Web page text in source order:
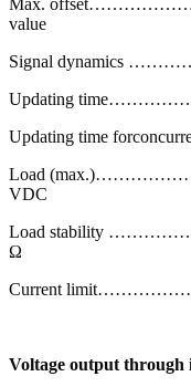
value
Signal dynamics
Updating
Updating time
Load
VDC
Load stability
Ω
Current
Voltage output through